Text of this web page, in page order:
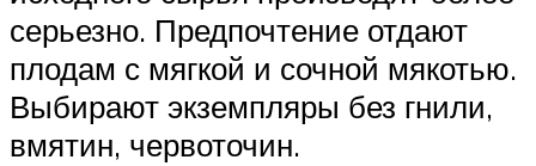
серьезно. Предпочтение отдают
плодам с мягкой и сочной мякотью.
Выбирают экземпляры без гнили,
вмятин, червоточин.